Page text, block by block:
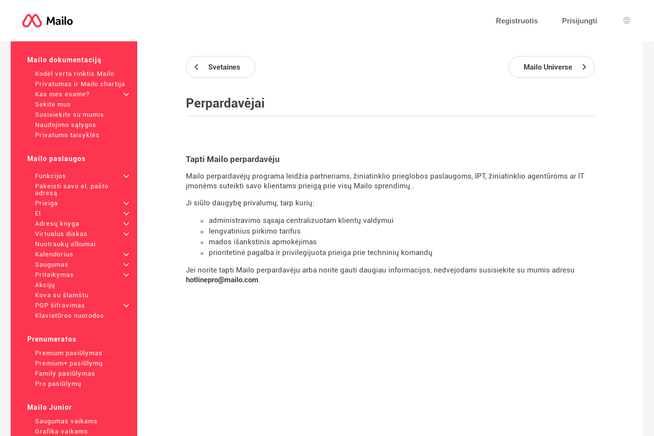
Registruotis Prisijungti
Kalbos
Mailo dokumentaciją
Kodėl verta rinktis Mailo
Privatumas ir Mailo chartija
Kas mes esame?
+
Sekite mus
Susisiekite su mumis
Naudojimo sąlygos
Privatumo taisyklės
Mailo paslaugos
Funkcijos
+
Pakeisti savo el. pašto
adresą
Prieiga
+
El
+
Adresų knyga
+
Virtualus diskas
+
Nuotraukų albumai
Kalendorius
+
Saugumas
+
Pritaikymas
+
Akcijų
Kova su šlamštu
PGP šifravimas
+
Klaviatūros nuorodos
Prenumeratos
Premium pasiūlymas
Premium+ pasiūlymų
Family pasiūlymas
Pro pasiūlymų
Mailo Junior
Saugumas vaikams
Grafika vaikams
Svetaines Mailo Universe
Perpardavėjai
Tapti Mailo perpardavėju
Mailo perpardavėjų programa leidžia partneriams, žiniatinklio prieglobos paslaugoms, IPT, žiniatinklio agentūroms ar IT
įmonėms suteikti savo klientams prieigą prie visų Mailo sprendimų..
Ji siūlo daugybę privalumų, tarp kurių:
administravimo sąsaja centralizuotam klientų valdymui
lengvatinius pirkimo tarifus
mados išankstinis apmokėjimas
prioritetinė pagalba ir privilegijuota prieiga prie techninių komandų
Jei norite tapti Mailo perpardavėju arba norite gauti daugiau informacijos, nedvejodami susisiekite su mumis adresu
hotlinepro@mailo.com.